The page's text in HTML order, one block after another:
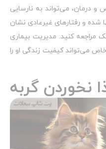
می‌تواند به نارسایی
شده و رفتارهای غیرعادی نشان
مراجعه کنید. مدیریت بیماری
می‌تواند کیفیت زندگی او را